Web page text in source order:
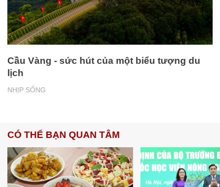
NHỊP SỐNG
Cầu Vàng - sức hút của một biểu tượng du
lịch
CÓ THỂ BẠN QUAN TÂM